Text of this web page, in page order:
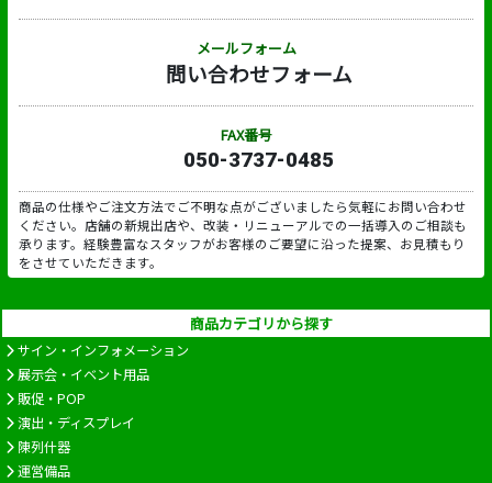
メールフォーム
問い合わせフォーム
FAX番号
050-3737-0485
商品の仕様やご注文方法でご不明な点がございましたら気軽にお問い合わせ
ください。店舗の新規出店や、改装・リニューアルでの一括導入のご相談も
承ります。経験豊富なスタッフがお客様のご要望に沿った提案、お見積もり
をさせていただきます。
商品カテゴリから探す
サイン・インフォメーション
展示会・イベント用品
販促・POP
演出・ディスプレイ
陳列什器
運営備品